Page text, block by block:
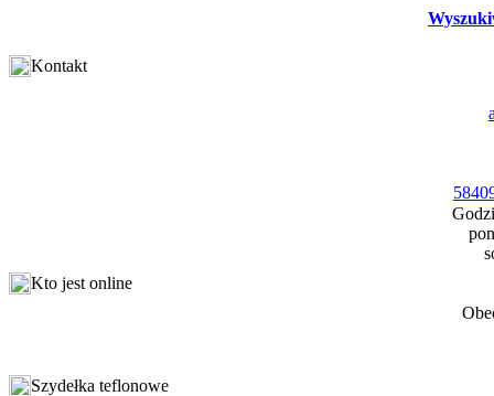
Kontakt
Kto jest online
Szydełka teflonowe